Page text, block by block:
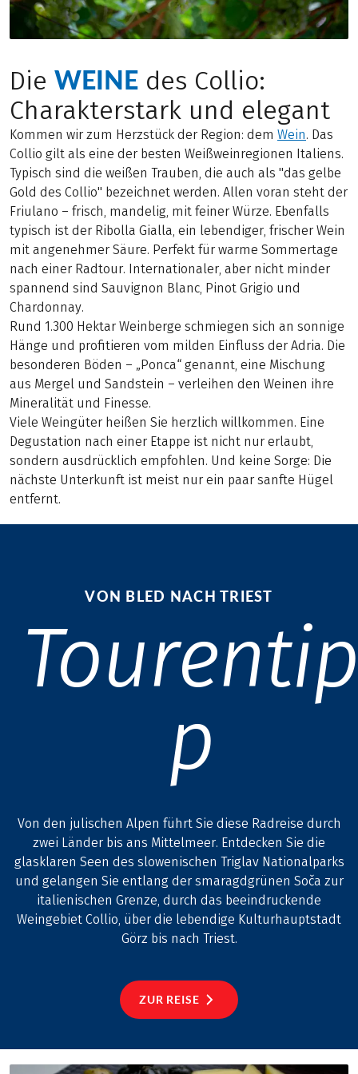
Die WEINE des Collio:
Charakterstark und elegant
Kommen wir zum Herzstück der Region: dem Wein. Das
Collio gilt als eine der besten Weißweinregionen Italiens.
Typisch sind die weißen Trauben, die auch als "das gelbe
Gold des Collio" bezeichnet werden. Allen voran steht der
Friulano – frisch, mandelig, mit feiner Würze. Ebenfalls
typisch ist der Ribolla Gialla, ein lebendiger, frischer Wein
mit angenehmer Säure. Perfekt für warme Sommertage
nach einer Radtour. Internationaler, aber nicht minder
spannend sind Sauvignon Blanc, Pinot Grigio und
Chardonnay.
Rund 1.300 Hektar Weinberge schmiegen sich an sonnige
Hänge und profitieren vom milden Einfluss der Adria. Die
besonderen Böden – „Ponca“ genannt, eine Mischung
aus Mergel und Sandstein – verleihen den Weinen ihre
Mineralität und Finesse.
Viele Weingüter heißen Sie herzlich willkommen. Eine
Degustation nach einer Etappe ist nicht nur erlaubt,
sondern ausdrücklich empfohlen. Und keine Sorge: Die
nächste Unterkunft ist meist nur ein paar sanfte Hügel
entfernt.
VON BLED NACH TRIEST
Tourentip
p
Von den julischen Alpen führt Sie diese Radreise durch
zwei Länder bis ans Mittelmeer. Entdecken Sie die
glasklaren Seen des slowenischen Triglav Nationalparks
und gelangen Sie entlang der smaragdgrünen Soča zur
italienischen Grenze, durch das beeindruckende
Weingebiet Collio, über die lebendige Kulturhauptstadt
Görz bis nach Triest.
ZUR REISE